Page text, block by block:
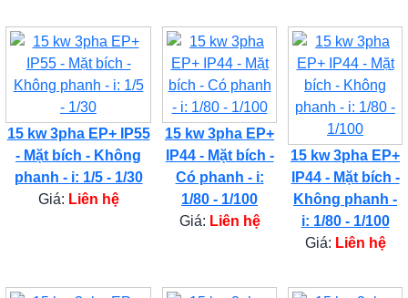
15 kw 3pha EP+ IP55
- Mặt bích - Không
phanh - i: 1/5 - 1/30
Giá: Liên hệ
15 kw 3pha EP+
IP44 - Mặt bích -
Có phanh - i:
1/80 - 1/100
Giá: Liên hệ
15 kw 3pha EP+
IP44 - Mặt bích -
Không phanh -
i: 1/80 - 1/100
Giá: Liên hệ